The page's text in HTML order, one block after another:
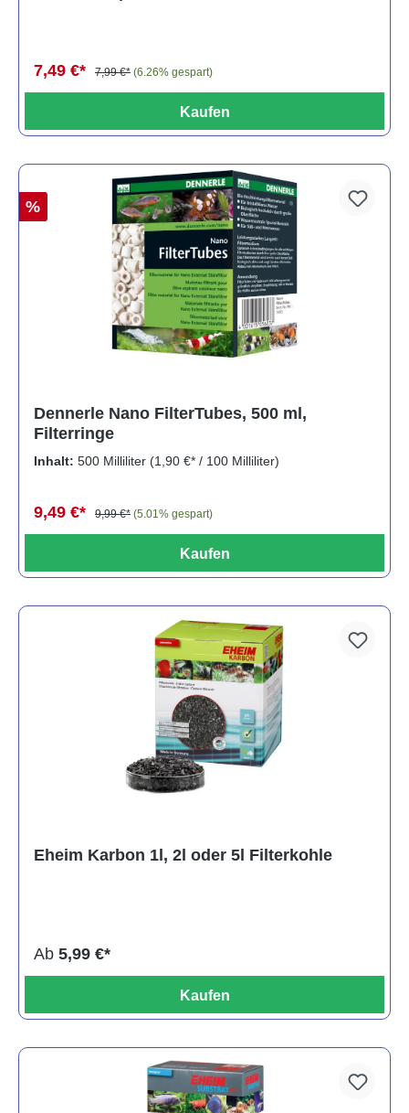
7,49 €* 7,99 €* (6.26% gespart)
Kaufen
%
Dennerle Nano FilterTubes, 500 ml,
Filterringe
Inhalt: 500 Milliliter (1,90 €* / 100 Milliliter)
9,49 €* 9,99 €* (5.01% gespart)
Kaufen
Eheim Karbon 1l, 2l oder 5l Filterkohle
Ab 5,99 €*
Kaufen